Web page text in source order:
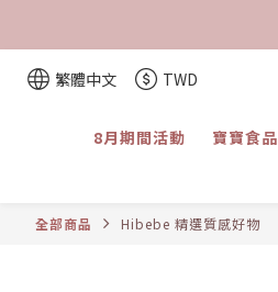
繁體中文 TWD
8月期間活動 寶寶食品
全部商品 Hibebe 精選質感好物